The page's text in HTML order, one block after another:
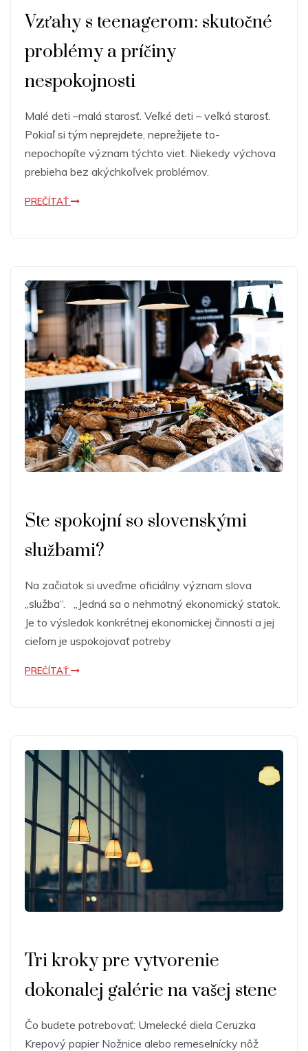
Vzťahy s teenagerom: skutočné
problémy a príčiny
nespokojnosti
Malé deti –malá starosť. Veľké deti – veľká starosť.
Pokiaľ si tým neprejdete, neprežijete to-
nepochopíte význam týchto viet. Niekedy výchova
prebieha bez akýchkoľvek problémov.
PREČÍTAŤ
Ste spokojní so slovenskými
službami?
Na začiatok si uveďme oficiálny význam slova
„služba“. „Jedná sa o nehmotný ekonomický statok.
Je to výsledok konkrétnej ekonomickej činnosti a jej
cieľom je uspokojovať potreby
PREČÍTAŤ
Tri kroky pre vytvorenie
dokonalej galérie na vašej stene
Čo budete potrebovať: Umelecké diela Ceruzka
Krepový papier Nožnice alebo remeselnícky nôž